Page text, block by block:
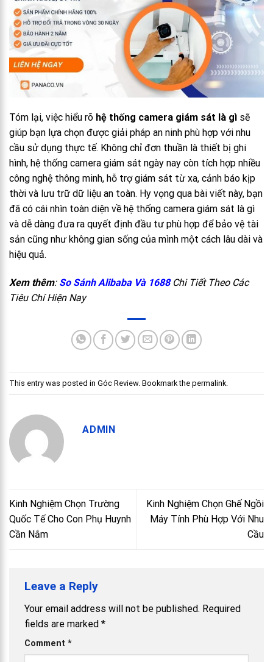
Tóm lại, việc hiểu rõ hệ thống camera giám sát là gì sẽ
giúp bạn lựa chọn được giải pháp an ninh phù hợp với nhu
cầu sử dụng thực tế. Không chỉ đơn thuần là thiết bị ghi
hình, hệ thống camera giám sát ngày nay còn tích hợp nhiều
công nghệ thông minh, hỗ trợ giám sát từ xa, cảnh báo kịp
thời và lưu trữ dữ liệu an toàn. Hy vọng qua bài viết này, bạn
đã có cái nhìn toàn diện về hệ thống camera giám sát là gì
và dễ dàng đưa ra quyết định đầu tư phù hợp để bảo vệ tài
sản cũng như không gian sống của mình một cách lâu dài và
hiệu quả.
Xem thêm: So Sánh Alibaba Và 1688Chi Tiết Theo Các
Tiêu Chí Hiện Nay
This entry was posted in Góc Review. Bookmark the permalink
ADMIN
Kinh Nghiệm Chọn Trường
Quốc Tế Cho Con Phụ Huynh
Cần Nắm
Kinh Nghiệm Chọn Ghế Ngồi
Máy Tính Phù Hợp Với Nhu
Cầu
Leave a Reply
Your email address will not be published. Required
fields are marked *
Comment *